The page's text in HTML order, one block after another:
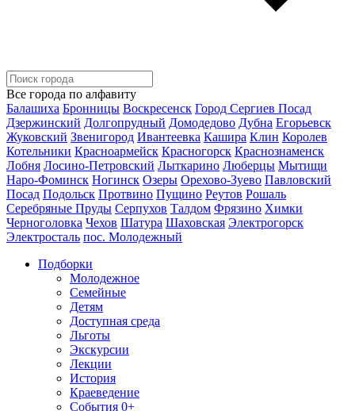
Все города по алфавиту
Балашиха Бронницы Воскресенск Город Сергиев Посад
Дзержинский Долгопрудный Домодедово Дубна Егорьевск
Жуковский Звенигород Ивантеевка Кашира Клин Королев
Котельники Красноармейск Красногорск Краснознаменск
Лобня Лосино-Петровский Лыткарино Люберцы Мытищи
Наро-Фоминск Ногинск Озеры Орехово-Зуево Павловский
Посад Подольск Протвино Пущино Реутов Рошаль
Серебряные Пруды Серпухов Талдом Фрязино Химки
Черноголовка Чехов Шатура Шаховская Электрогорск
Электросталь пос. Молодежный
Подборки
Молодежное
Семейные
Детям
Доступная среда
Льготы
Экскурсии
Лекции
История
Краеведение
События 0+